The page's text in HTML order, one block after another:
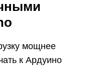
просто